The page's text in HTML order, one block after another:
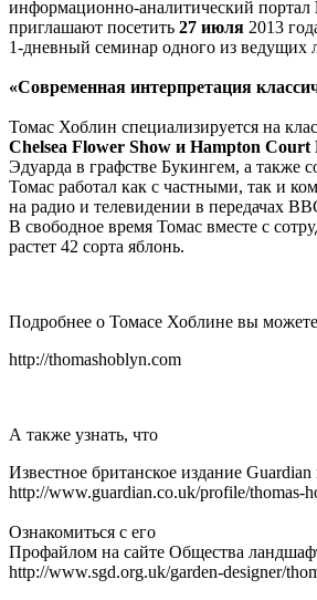
информационно-аналитический портал
приглашают посетить 27 июля 2013
1-дневный семинар одного из
«Современная интерпретация
Томас Хоблин специализируется на
Chelsea Flower Show и Hampton Court
Эдуарда в графстве Букингем, а также
Томас работал как с частными, так и
на радио и телевидении в передачах
В свободное время Томас вместе с
растет 42 сорта яблонь.
Подробнее о Томасе Хоблине вы
http://thomashoblyn.com
А также узнать, что
Известное британское издание
http://www.guardian.co.uk/profile/thomas-
Ознакомиться с его
Профайлом на сайте Общества
http://www.sgd.org.uk/garden-designer/